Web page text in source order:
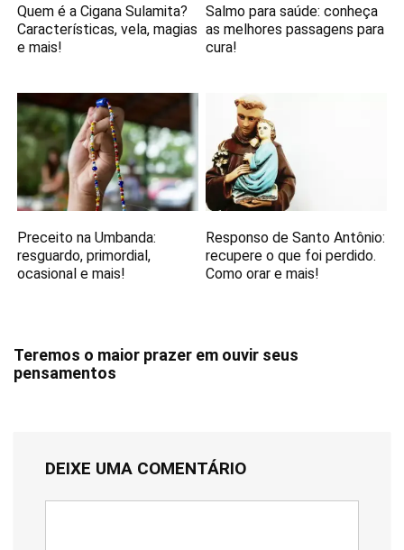
Quem é a Cigana Sulamita?
Características, vela, magias
e mais!
Salmo para saúde: conheça
as melhores passagens para
cura!
Preceito na Umbanda:
resguardo, primordial,
ocasional e mais!
Responso de Santo Antônio:
recupere o que foi perdido.
Como orar e mais!
Teremos o maior prazer em ouvir seus
pensamentos
DEIXE UMA COMENTÁRIO